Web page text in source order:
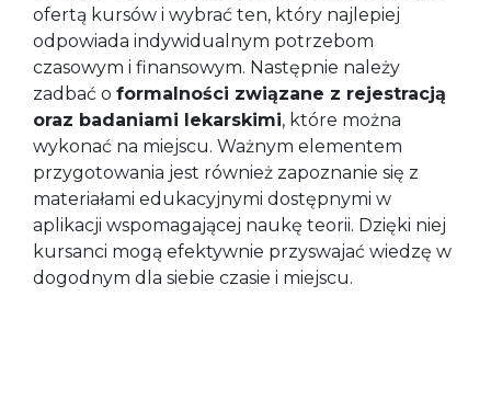
ofertą kursów i wybrać ten, który najlepiej
odpowiada indywidualnym potrzebom
czasowym i finansowym. Następnie należy
zadbać o formalności związane z rejestracją
oraz badaniami lekarskimi, które można
wykonać na miejscu. Ważnym elementem
przygotowania jest również zapoznanie się z
materiałami edukacyjnymi dostępnymi w
aplikacji wspomagającej naukę teorii. Dzięki niej
kursanci mogą efektywnie przyswajać wiedzę w
dogodnym dla siebie czasie i miejscu.